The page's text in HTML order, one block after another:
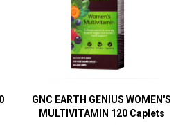
GNC EARTH GENIUS WOMEN'S
MULTIVITAMIN 120 Caplets